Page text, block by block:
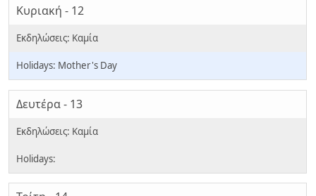
Κυριακή - 12
Mother's Day
Δευτέρα - 13